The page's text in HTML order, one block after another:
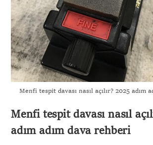
Menfi tespit davası nasıl açılır? 2025 adım
Menfi tespit davası nasıl
adım adım dava rehberi